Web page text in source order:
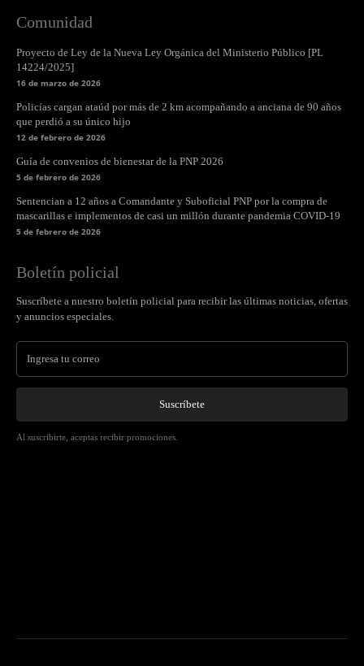
Comunidad
Proyecto de Ley de la Nueva Ley Orgánica del Ministerio Público [PL
14224/2025]
16 de marzo de 2026
Policías cargan ataúd por más de 2 km acompañando a anciana de 90 años
que perdió a su único hijo
12 de febrero de 2026
Guía de convenios de bienestar de la PNP 2026
5 de febrero de 2026
Sentencian a 12 años a Comandante y Suboficial PNP por la compra de
mascarillas e implementos de casi un millón durante pandemia COVID-19
5 de febrero de 2026
Boletín policial
Suscríbete a nuestro boletín policial para recibir las últimas noticias, ofertas
y anuncios especiales.
Suscríbete
Al suscribirte, aceptas recibir promociones.